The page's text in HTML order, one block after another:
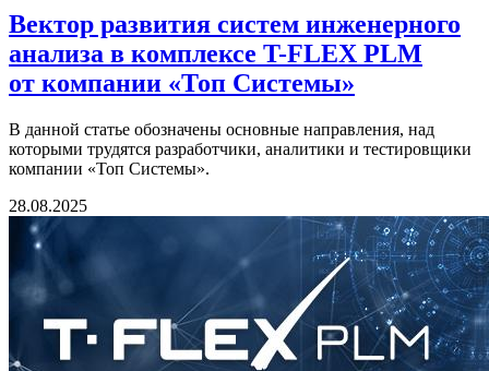
Вектор развития систем инженерного
анализа в комплексе T-FLEX PLM
от компании «Топ Системы»
В данной статье обозначены основные направления, над
которыми трудятся разработчики, аналитики и тестировщики
компании «Топ Системы».
28.08.2025